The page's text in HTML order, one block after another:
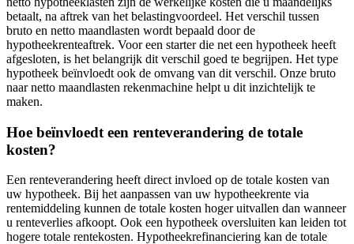
betaalt, na aftrek van het belastingvoordeel. Het verschil tussen
bruto en netto maandlasten wordt bepaald door de
hypotheekrenteaftrek. Voor een starter die net een hypotheek heeft
afgesloten, is het belangrijk dit verschil goed te begrijpen. Het type
hypotheek beïnvloedt ook de omvang van dit verschil. Onze bruto
naar netto maandlasten rekenmachine helpt u dit inzichtelijk te
maken.
Hoe beïnvloedt een renteverandering de totale
kosten?
Een renteverandering heeft direct invloed op de totale kosten van
uw hypotheek. Bij het aanpassen van uw hypotheekrente via
rentemiddeling kunnen de totale kosten hoger uitvallen dan wanneer
u renteverlies afkoopt. Ook een hypotheek oversluiten kan leiden tot
hogere totale rentekosten. Hypotheekrefinanciering kan de totale